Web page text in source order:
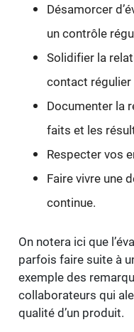
Désamorcer
un contrôle
Solidifier la
contact régulier
Documenter la
faits et les
Respecter vos
Faire vivre une
continue.
On notera ici que
parfois faire suite à
exemple des
collaborateurs qui
qualité d’un produit.